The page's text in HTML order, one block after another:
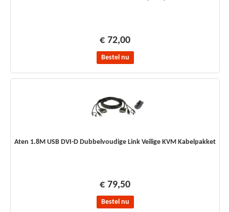
€ 72,00
Bestel nu
Aten 1.8M USB DVI-D Dubbelvoudige Link Veilige KVM Kabelpakket
€ 79,50
Bestel nu